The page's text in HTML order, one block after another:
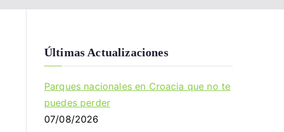
Últimas Actualizaciones
Parques nacionales en Croacia que no te
puedes perder
07/08/2026